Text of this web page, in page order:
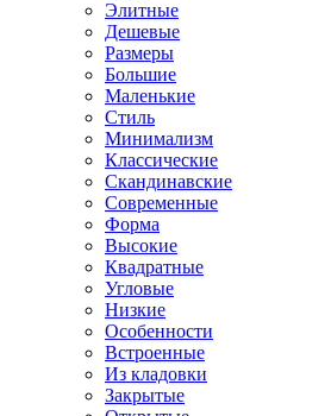
Элитные
Дешевые
Размеры
Большие
Маленькие
Стиль
Минимализм
Классические
Скандинавские
Современные
Форма
Высокие
Квадратные
Угловые
Низкие
Особенности
Встроенные
Из кладовки
Закрытые